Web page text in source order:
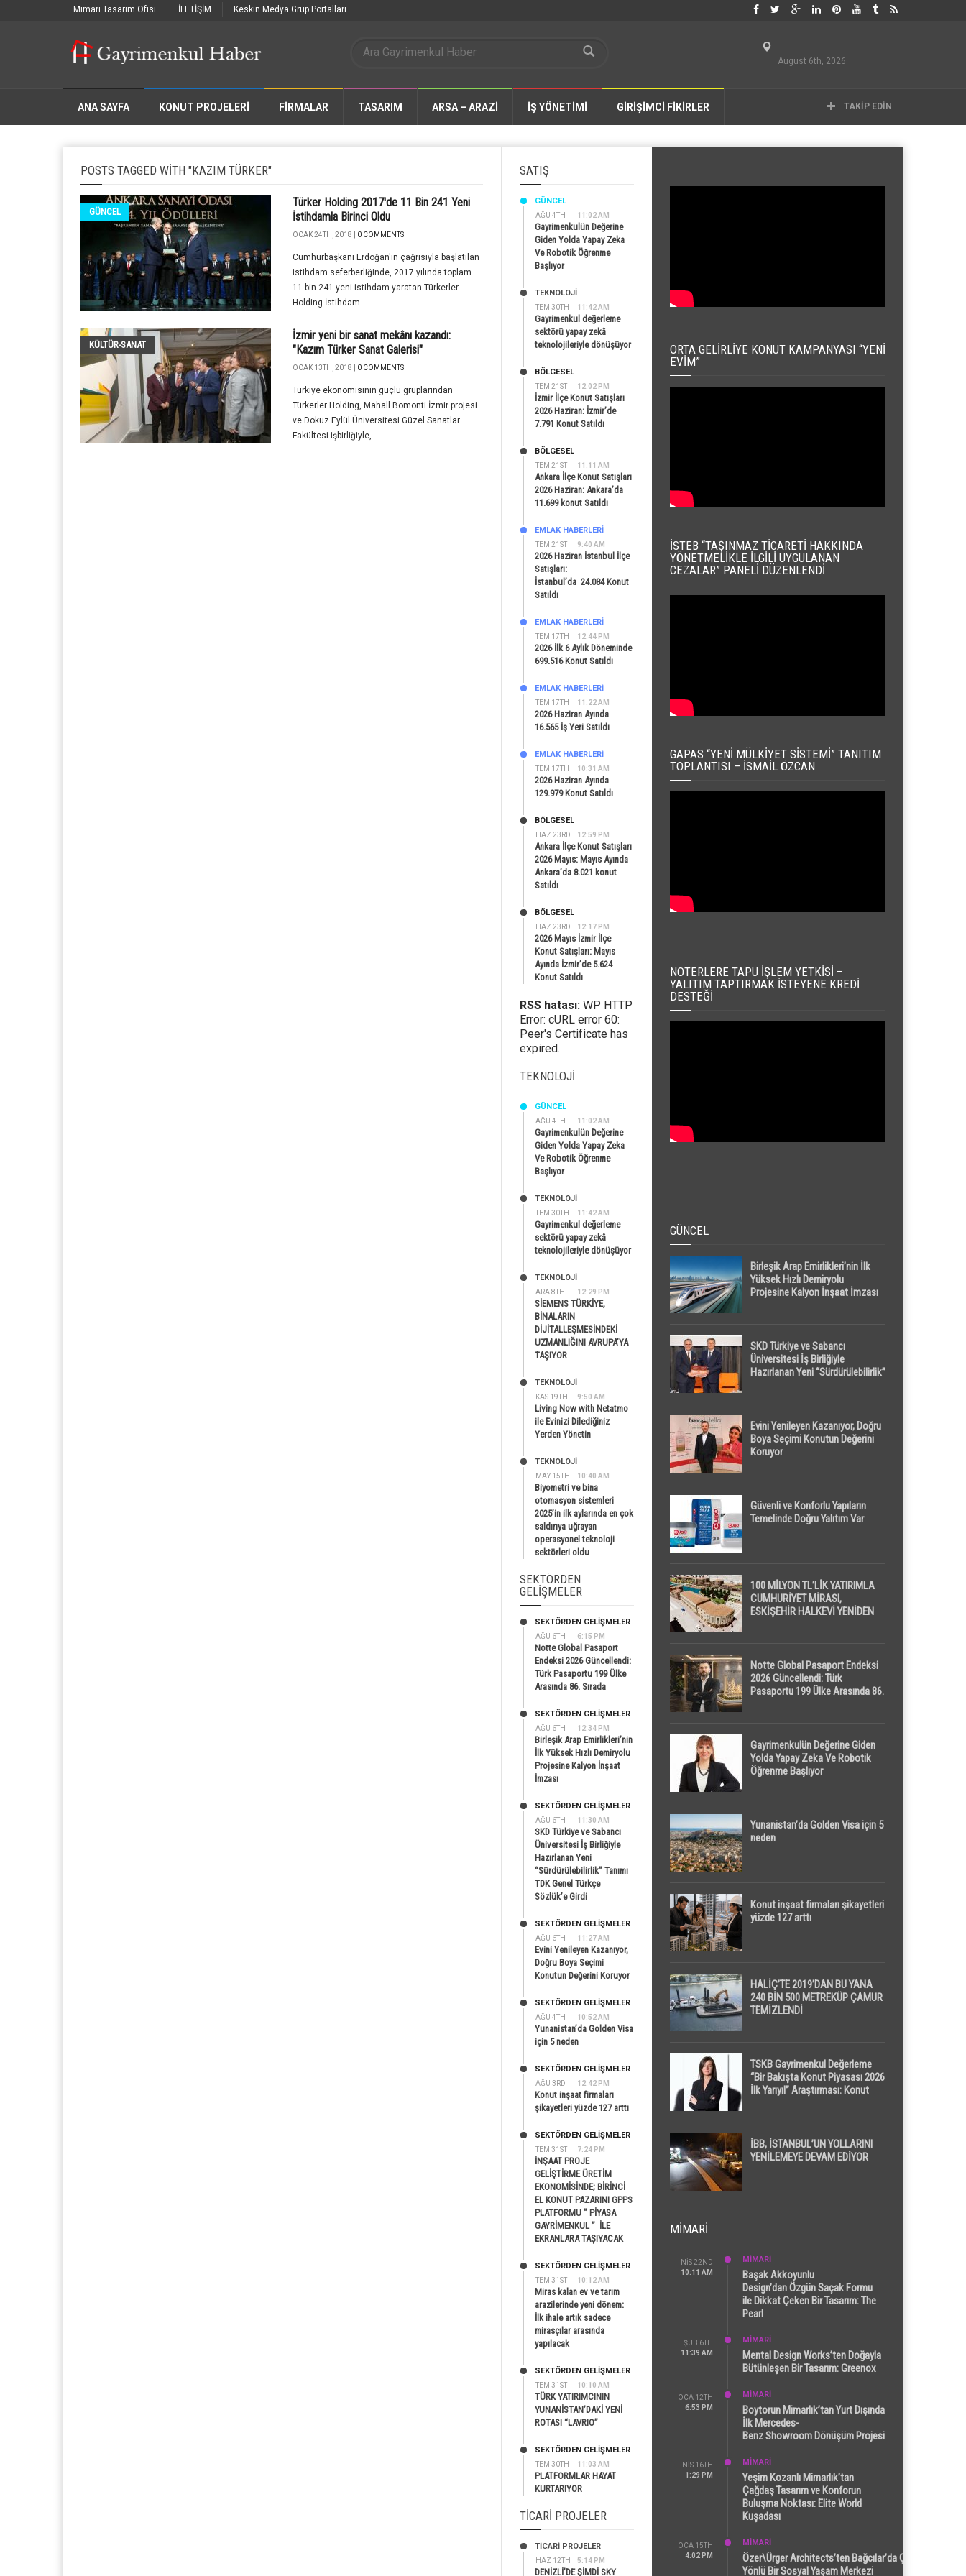
Mimari Tasarım Ofisi İLETİŞİM Keskin Medya Grup Portalları
August 6th, 2026
ANA SAYFA KONUT PROJELERİ FIRMALAR TASARIM ARSA – ARAZİ İŞ YÖNETİMİ GİRİŞİMCİ FİKİRLER TAKIP EDIN
POSTS TAGGED WITH "KAZIM TÜRKER"
GÜNCEL
Türker Holding 2017'de 11 Bin 241 Yeni
İstihdamla Birinci Oldu
OCAK 24TH, 2018 | 0 COMMENTS
Cumhurbaşkanı Erdoğan'ın çağrısıyla başlatılan
istihdam seferberliğinde, 2017 yılında toplam
11 bin 241 yeni istihdam yaratan Türkerler
Holding İstihdam...
KÜLTÜR-SANAT
İzmir yeni bir sanat mekânı kazandı:
"Kazım Türker Sanat Galerisi"
OCAK 13TH, 2018 | 0 COMMENTS
Türkiye ekonomisinin güçlü gruplarından
Türkerler Holding, Mahall Bomonti İzmir projesi
ve Dokuz Eylül Üniversitesi Güzel Sanatlar
Fakültesi işbirliğiyle,...
SATIŞ
AĞU 4TH 11:02 AM
GÜNCEL
Gayrimenkulün Değerine
Giden Yolda Yapay Zeka
Ve Robotik Öğrenme
Başlıyor
TEM 30TH 11:42 AM
TEKNOLOJİ
Gayrimenkul değerleme
sektörü yapay zekâ
teknolojileriyle dönüşüyor
TEM 21ST 12:02 PM
BÖLGESEL
İzmir İlçe Konut Satışları
2026 Haziran: İzmir’de
7.791 Konut Satıldı
TEM 21ST 11:11 AM
BÖLGESEL
Ankara İlçe Konut Satışları
2026 Haziran: Ankara’da
11.699 konut Satıldı
TEM 21ST 9:40 AM
EMLAK HABERLERI
2026 Haziran İstanbul İlçe
Satışları:
İstanbul’da 24.084 Konut
Satıldı
TEM 17TH 12:44 PM
EMLAK HABERLERI
2026 İlk 6 Aylık Döneminde
699.516 Konut Satıldı
TEM 17TH 11:22 AM
EMLAK HABERLERI
2026 Haziran Ayında
16.565 İş Yeri Satıldı
TEM 17TH 10:31 AM
EMLAK HABERLERI
2026 Haziran Ayında
129.979 Konut Satıldı
HAZ 23RD 12:59 PM
BÖLGESEL
Ankara İlçe Konut Satışları
2026 Mayıs: Mayıs Ayında
Ankara’da 8.021 konut
Satıldı
HAZ 23RD 12:17 PM
BÖLGESEL
2026 Mayıs İzmir İlçe
Konut Satışları: Mayıs
Ayında İzmir’de 5.624
Konut Satıldı
RSS hatası: WP HTTP
Error: cURL error 60:
Peer's Certificate has
expired.
TEKNOLOJI
AĞU 4TH 11:02 AM
GÜNCEL
Gayrimenkulün Değerine
Giden Yolda Yapay Zeka
Ve Robotik Öğrenme
Başlıyor
TEM 30TH 11:42 AM
TEKNOLOJİ
Gayrimenkul değerleme
sektörü yapay zekâ
teknolojileriyle dönüşüyor
ARA 8TH 12:29 PM
TEKNOLOJİ
SİEMENS TÜRKİYE,
BİNALARIN
DİJİTALLEŞMESİNDEKİ
UZMANLIĞINI AVRUPA’YA
TAŞIYOR
KAS 19TH 9:50 AM
TEKNOLOJİ
Living Now with Netatmo
ile Evinizi Dilediğiniz
Yerden Yönetin
MAY 15TH 10:40 AM
TEKNOLOJİ
Biyometri ve bina
otomasyon sistemleri
2025’in ilk aylarında en çok
saldırıya uğrayan
operasyonel teknoloji
sektörleri oldu
SEKTÖRDEN
GELIŞMELER
AĞU 6TH 6:15 PM
SEKTÖRDEN GELIŞMELER
Notte Global Pasaport
Endeksi 2026 Güncellendi:
Türk Pasaportu 199 Ülke
Arasında 86. Sırada
AĞU 6TH 12:34 PM
SEKTÖRDEN GELIŞMELER
Birleşik Arap Emirlikleri’nin
İlk Yüksek Hızlı Demiryolu
Projesine Kalyon İnşaat
İmzası
AĞU 6TH 11:30 AM
SEKTÖRDEN GELIŞMELER
SKD Türkiye ve Sabancı
Üniversitesi İş Birliğiyle
Hazırlanan Yeni
“Sürdürülebilirlik” Tanımı
TDK Genel Türkçe
Sözlük’e Girdi
AĞU 6TH 11:27 AM
SEKTÖRDEN GELIŞMELER
Evini Yenileyen Kazanıyor,
Doğru Boya Seçimi
Konutun Değerini Koruyor
AĞU 4TH 10:52 AM
SEKTÖRDEN GELIŞMELER
Yunanistan’da Golden Visa
için 5 neden
AĞU 3RD 12:42 PM
SEKTÖRDEN GELIŞMELER
Konut inşaat firmaları
şikayetleri yüzde 127 arttı
TEM 31ST 7:24 PM
SEKTÖRDEN GELIŞMELER
İNŞAAT PROJE
GELİŞTİRME ÜRETİM
EKONOMİSİNDE; BİRİNCİ
EL KONUT PAZARINI GPPS
PLATFORMU ” PİYASA
GAYRİMENKUL ” İLE
EKRANLARA TAŞIYACAK
TEM 31ST 10:12 AM
SEKTÖRDEN GELIŞMELER
Miras kalan ev ve tarım
arazilerinde yeni dönem:
İlk ihale artık sadece
mirasçılar arasında
yapılacak
TEM 31ST 10:10 AM
SEKTÖRDEN GELIŞMELER
TÜRK YATIRIMCININ
YUNANİSTAN’DAKİ YENİ
ROTASI “LAVRIO”
TEM 30TH 11:03 AM
SEKTÖRDEN GELIŞMELER
PLATFORMLAR HAYAT
KURTARIYOR
TICARI PROJELER
HAZ 12TH 5:14 PM
TİCARİ PROJELER
DENİZLİ’DE ŞİMDİ SKY
ORTA GELIRLIYE KONUT KAMPANYASI “YENI
EVIM”
İSTEB “TAŞINMAZ TICARETI HAKKINDA
YÖNETMELIKLE İLGILI UYGULANAN
CEZALAR” PANELI DÜZENLENDI
GAPAS “YENI MÜLKIYET SISTEMI” TANITIM
TOPLANTISI – İSMAIL ÖZCAN
NOTERLERE TAPU İŞLEM YETKISI –
YALITIM TAPTIRMAK İSTEYENE KREDI
DESTEĞI
GÜNCEL
Birleşik Arap Emirlikleri’nin İlk
Yüksek Hızlı Demiryolu
Projesine Kalyon İnşaat İmzası
SKD Türkiye ve Sabancı
Üniversitesi İş Birliğiyle
Hazırlanan Yeni “Sürdürülebilirlik”
Evini Yenileyen Kazanıyor, Doğru
Boya Seçimi Konutun Değerini
Koruyor
Güvenli ve Konforlu Yapıların
Temelinde Doğru Yalıtım Var
100 MİLYON TL’LİK YATIRIMLA
CUMHURİYET MİRASI,
ESKİŞEHİR HALKEVİ YENİDEN
Notte Global Pasaport Endeksi
2026 Güncellendi: Türk
Pasaportu 199 Ülke Arasında 86.
Gayrimenkulün Değerine Giden
Yolda Yapay Zeka Ve Robotik
Öğrenme Başlıyor
Yunanistan’da Golden Visa için 5
neden
Konut inşaat firmaları şikayetleri
yüzde 127 arttı
HALİÇ’TE 2019’DAN BU YANA
240 BİN 500 METREKÜP ÇAMUR
TEMİZLENDİ
TSKB Gayrimenkul Değerleme
“Bir Bakışta Konut Piyasası 2026
İlk Yarıyıl” Araştırması: Konut
Dikkat Çekti
İBB, İSTANBUL’UN YOLLARINI
YENİLEMEYE DEVAM EDİYOR
MIMARI
NIS 22ND
10:11 AM
MİMARİ
Başak Akkoyunlu
Design’dan Özgün Saçak Formu
ile Dikkat Çeken Bir Tasarım: The
Pearl
ŞUB 6TH
11:39 AM
MİMARİ
Mental Design Works’ten Doğayla
Bütünleşen Bir Tasarım: Greenox
OCA 12TH
6:53 PM
MİMARİ
Boytorun Mimarlık’tan Yurt Dışında
İlk Mercedes-
Benz Showroom Dönüşüm Projesi
NIS 16TH
1:29 PM
MİMARİ
Yeşim Kozanlı Mimarlık’tan
Çağdaş Tasarım ve Konforun
Buluşma Noktası: Elite World
Kuşadası
OCA 15TH
4:02 PM
MİMARİ
Özer\Ürger Architects’ten Bağcılar’da Çok
Yönlü Bir Sosyal Yaşam Merkezi